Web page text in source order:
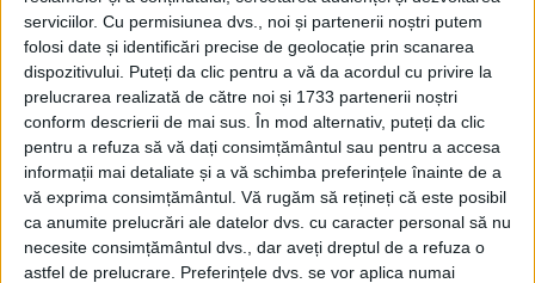
serviciilor. Cu permisiunea dvs., noi și partenerii noștri putem
folosi date și identificări precise de geolocație prin scanarea
dispozitivului. Puteți da clic pentru a vă da acordul cu privire la
prelucrarea realizată de către noi și 1733 partenerii noștri
conform descrierii de mai sus. În mod alternativ, puteți da clic
pentru a refuza să vă dați consimțământul sau pentru a accesa
informații mai detaliate și a vă schimba preferințele înainte de a
vă exprima consimțământul. Vă rugăm să rețineți că este posibil
ca anumite prelucrări ale datelor dvs. cu caracter personal să nu
necesite consimțământul dvs., dar aveți dreptul de a refuza o
astfel de prelucrare. Preferințele dvs. se vor aplica numai
lemn, astfel încît s-a produs o ardere generalizată
într-un timp foarte scurt. Inclusiv vîntul puternic a
fost factor favorizant în dezvoltarea flăcărilor”.
Mansarda Palatului Administrativ care se întinde pe
2.000 de metri pătrați a fost distrusă de flăcări
sîmbătă dimineață.
Alin Găleată Incendiu
Palat Administrativ Suceava vînt